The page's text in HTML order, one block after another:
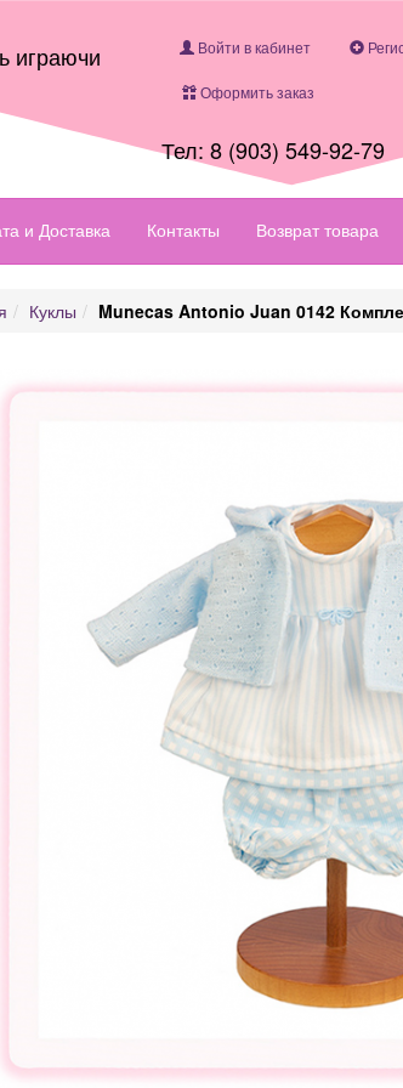
играючи Войти в кабинет
Оформить заказ
Тел: 8 (903) 549-92-79
и Доставка Контакты Возврат товара
Куклы Munecas Antonio Juan 0142